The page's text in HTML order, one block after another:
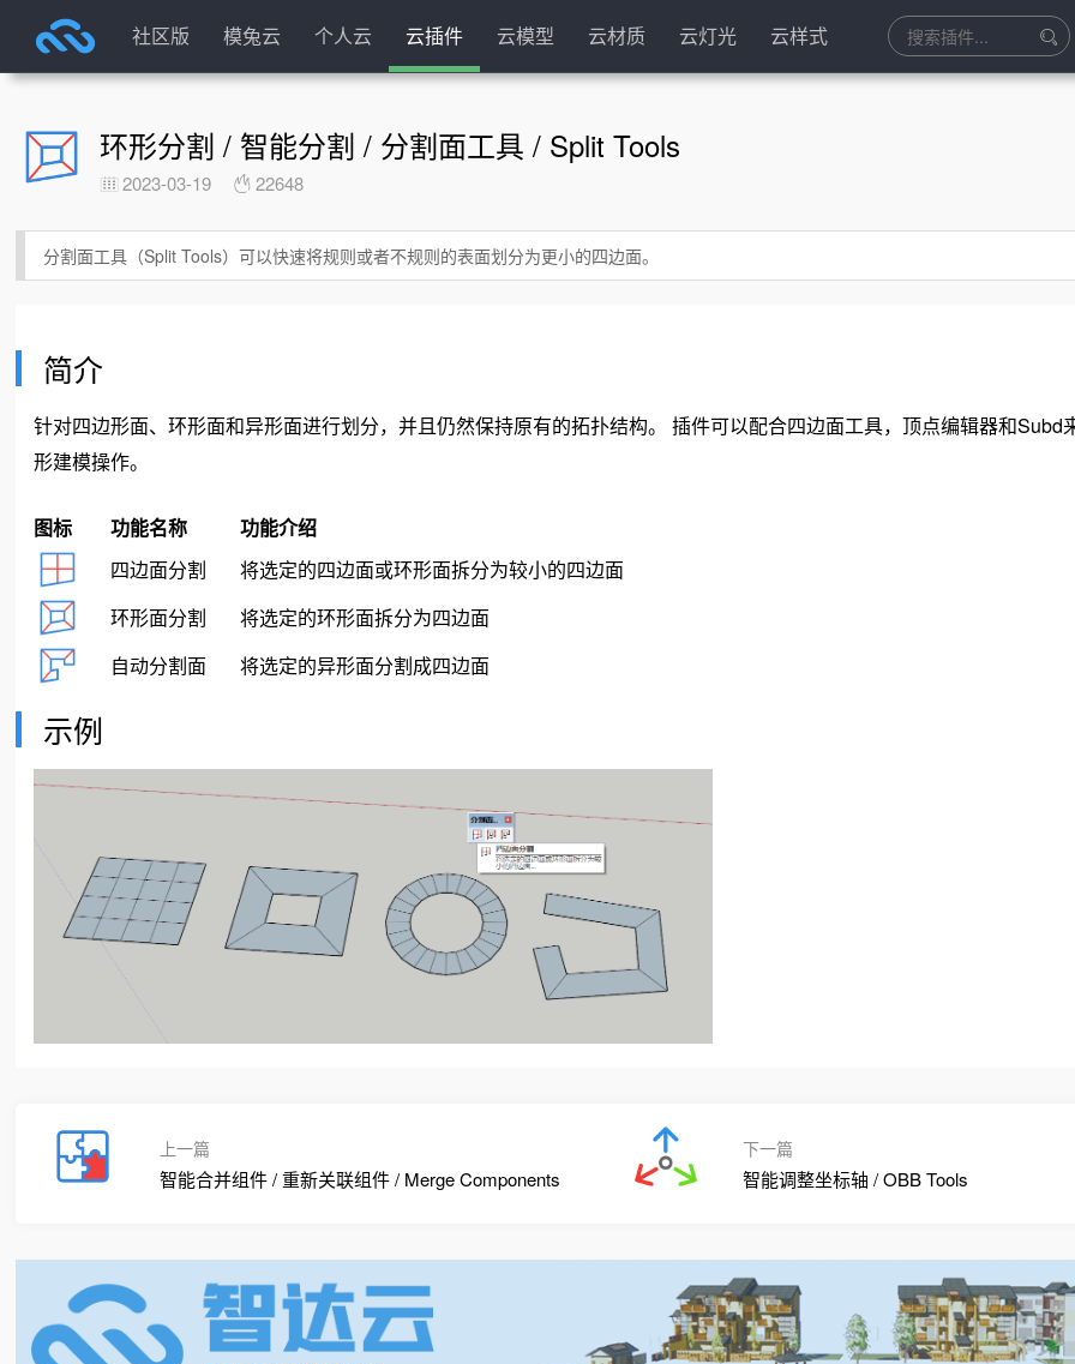
社区版 模兔云 个人云 云插件 云模型 云材质 云灯光 云样式
环形分割 / 智能分割 / 分割面工具 / Split Tools
2023-03-19 22648
分割面工具（Split Tools）可以快速将规则或者不规则的表面划分为更小的四边面。
简介
针对四边形面、环形面和异形面进行划分，并且仍然保持原有的拓扑结构。 插件可以配合四边面工具，顶点编辑器和Subd
形建模操作。
图标 功能名称
功能介绍
四边面分割将选定的四边面或环形面拆分为较小的四边面
环形面分割将选定的环形面拆分为四边面
自动分割面将选定的异形面分割成四边面
示例
上一篇
智能合并组件 / 重新关联组件 / Merge Components
下一篇
智能调整坐标轴 / OBB Tools